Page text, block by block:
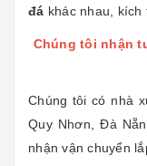
đá khác nhau, kích
Chúng tôi nhận
Chúng tôi có nhà
Quy Nhơn, Đà
nhận vận chuyển